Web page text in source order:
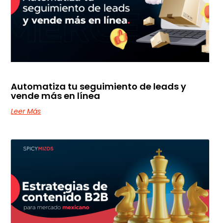
Automatiza tu seguimiento de leads y
vende más en línea
Leer Más